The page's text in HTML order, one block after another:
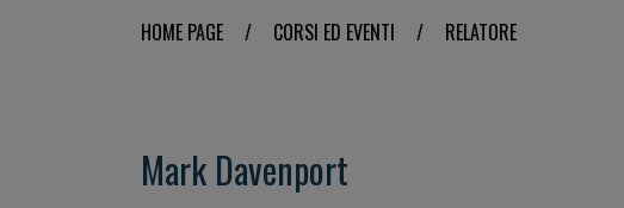
HOME PAGE / CORSI ED EVENTI / RELATORE
Mark Davenport